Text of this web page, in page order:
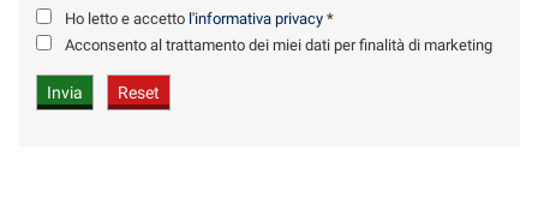
Ho letto e accetto l'informativa privacy *
Acconsento al trattamento dei miei dati per finalità di marketing